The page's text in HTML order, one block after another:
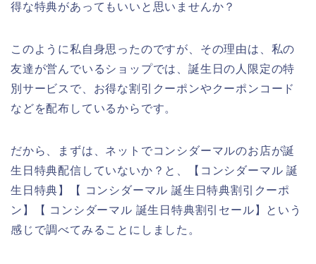
得な特典があってもいいと思いませんか？
このように私自身思ったのですが、その理由は、私の
友達が営んでいるショップでは、誕生日の人限定の特
別サービスで、お得な割引クーポンやクーポンコード
などを配布しているからです。
だから、まずは、ネットでコンシダーマルのお店が誕
生日特典配信していないか？と、【コンシダーマル 誕
生日特典】【 コンシダーマル 誕生日特典割引クーポ
ン】【 コンシダーマル 誕生日特典割引セール】という
感じで調べてみることにしました。